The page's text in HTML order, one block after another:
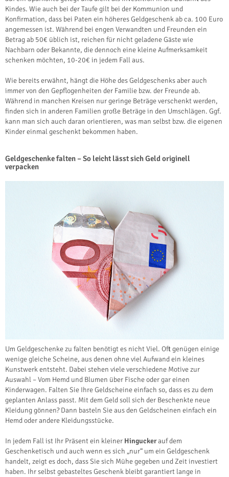
Kindes. Wie auch bei der Taufe gilt bei der Kommunion und
Konfirmation, dass bei Paten ein höheres Geldgeschenk ab ca. 100 Euro
angemessen ist. Während bei engen Verwandten und Freunden ein
Betrag ab 50€ üblich ist, reichen für nicht geladene Gäste wie
Nachbarn oder Bekannte, die dennoch eine kleine Aufmerksamkeit
schenken möchten, 10-20€ in jedem Fall aus.
Wie bereits erwähnt, hängt die Höhe des Geldgeschenks aber auch
immer von den Gepflogenheiten der Familie bzw. der Freunde ab.
Während in manchen Kreisen nur geringe Beträge verschenkt werden,
finden sich in anderen Familien große Beträge in den Umschlägen. Ggf.
kann man sich auch daran orientieren, was man selbst bzw. die eigenen
Kinder einmal geschenkt bekommen haben.
Geldgeschenke falten – So leicht lässt sich Geld originell
verpacken
Um Geldgeschenke zu falten benötigt es nicht Viel. Oft genügen einige
wenige gleiche Scheine, aus denen ohne viel Aufwand ein kleines
Kunstwerk entsteht. Dabei stehen viele verschiedene Motive zur
Auswahl – Vom Hemd und Blumen über Fische oder gar einen
Kinderwagen. Falten Sie Ihre Geldscheine einfach so, dass es zu dem
geplanten Anlass passt. Mit dem Geld soll sich der Beschenkte neue
Kleidung gönnen? Dann basteln Sie aus den Geldscheinen einfach ein
Hemd oder andere Kleidungsstücke.
In jedem Fall ist Ihr Präsent ein kleiner Hinguckerauf dem
Geschenketisch und auch wenn es sich „nur“ um ein Geldgeschenk
handelt, zeigt es doch, dass Sie sich Mühe gegeben und Zeit investiert
haben. Ihr selbst gebasteltes Geschenk bleibt garantiert lange in